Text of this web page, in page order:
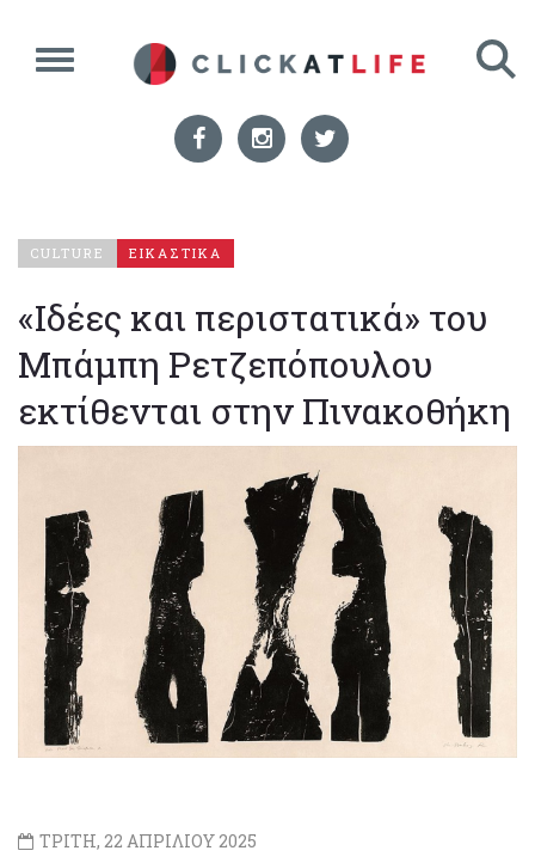
CULTURE ΕΙΚΑΣΤΙΚΑ
«Ιδέες και περιστατικά» του
Μπάμπη Ρετζεπόπουλου
εκτίθενται στην Πινακοθήκη
ΤΡΙΤΗ, 22 ΑΠΡΙΛΙΟΥ 2025